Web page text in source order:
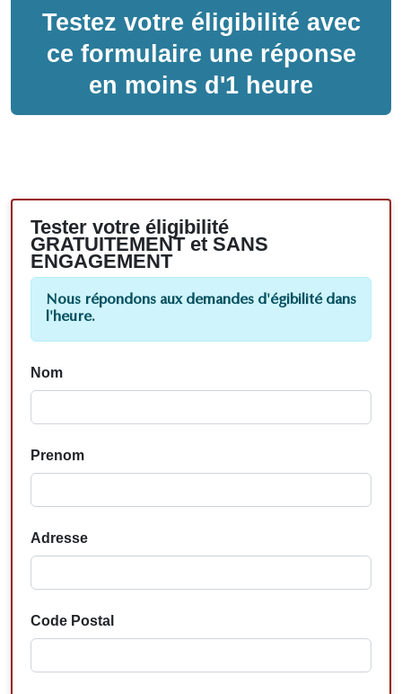
Testez votre éligibilité avec
ce formulaire une réponse
en moins d'1 heure
Tester votre éligibilité
GRATUITEMENT et SANS
ENGAGEMENT
Nous répondons aux demandes d'égibilité dans
l'heure.
Nom
Prenom
Adresse
Code Postal